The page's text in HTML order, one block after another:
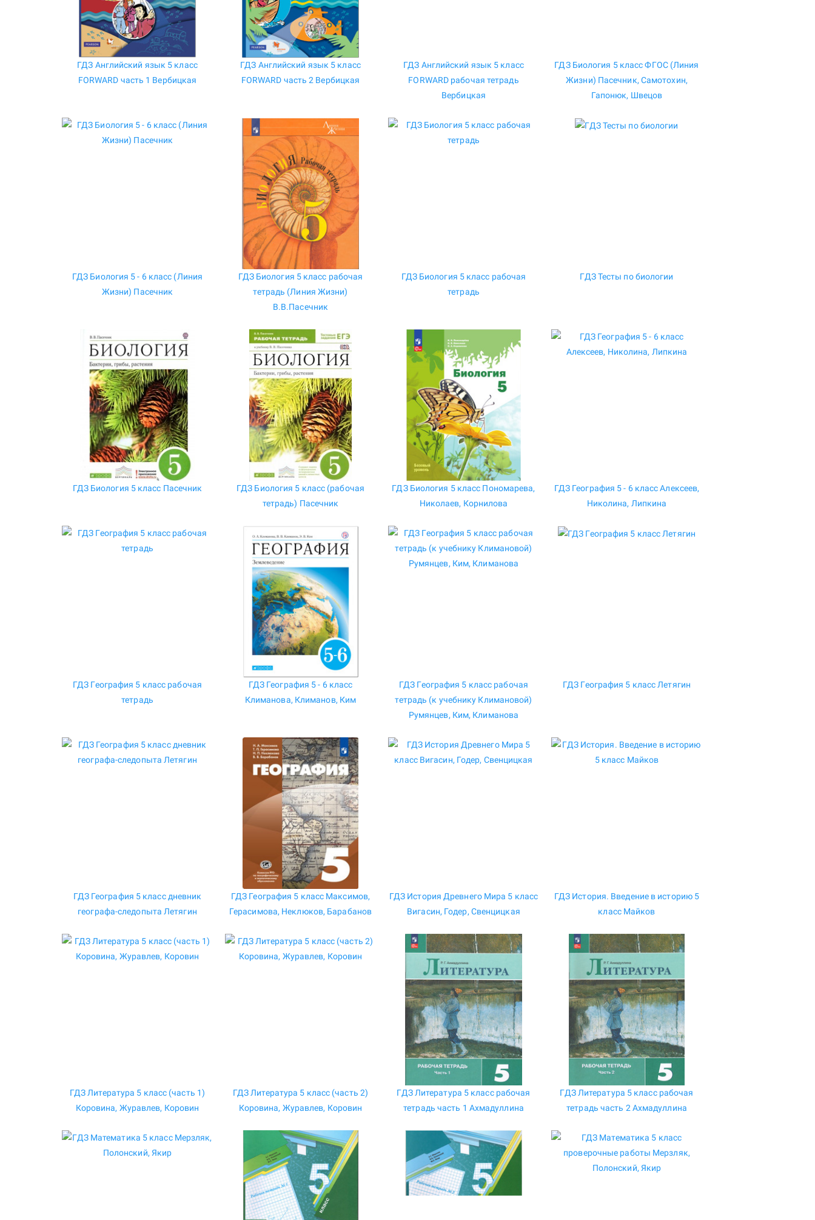
ГДЗ Английский язык 5 класс
FORWARD часть 1 Вербицкая
ГДЗ Английский язык 5 класс
FORWARD часть 2 Вербицкая
ГДЗ Английский язык 5 класс
FORWARD рабочая тетрадь
Вербицкая
ГДЗ Биология 5 класс ФГОС (Линия
Жизни) Пасечник, Самотохин,
Гапонюк, Швецов
ГДЗ Биология 5 - 6 класс (Линия
Жизни) Пасечник
ГДЗ Биология 5 класс рабочая
тетрадь (Линия Жизни)
В.В.Пасечник
ГДЗ Биология 5 класс рабочая
тетрадь
ГДЗ Тесты по биологии
ГДЗ Биология 5 класс Пасечник
ГДЗ Биология 5 класс (рабочая
тетрадь) Пасечник
ГДЗ Биология 5 класс Пономарева,
Николаев, Корнилова
ГДЗ География 5 - 6 класс Алексеев,
Николина, Липкина
ГДЗ География 5 класс рабочая
тетрадь
ГДЗ География 5 - 6 класс
Климанова, Климанов, Ким
ГДЗ География 5 класс рабочая
тетрадь (к учебнику Климановой)
Румянцев, Ким, Климанова
ГДЗ География 5 класс Летягин
ГДЗ География 5 класс дневник
географа-следопыта Летягин
ГДЗ География 5 класс Максимов,
Герасимова, Неклюков, Барабанов
ГДЗ История Древнего Мира 5 класс
Вигасин, Годер, Свенцицкая
ГДЗ История. Введение в историю 5
класс Майков
ГДЗ Литература 5 класс (часть 1)
Коровина, Журавлев, Коровин
ГДЗ Литература 5 класс (часть 2)
Коровина, Журавлев, Коровин
ГДЗ Литература 5 класс рабочая
тетрадь часть 1 Ахмадуллина
ГДЗ Литература 5 класс рабочая
тетрадь часть 2 Ахмадуллина